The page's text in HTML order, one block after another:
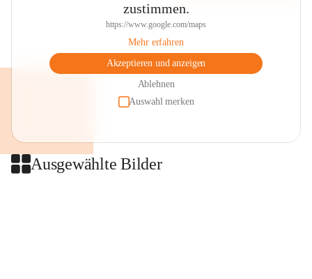
zustimmen.
https://www.google.com/maps
Mehr erfahren
Akzeptieren und anzeigen
Ablehnen
Auswahl merken
Ausgewählte Bilder